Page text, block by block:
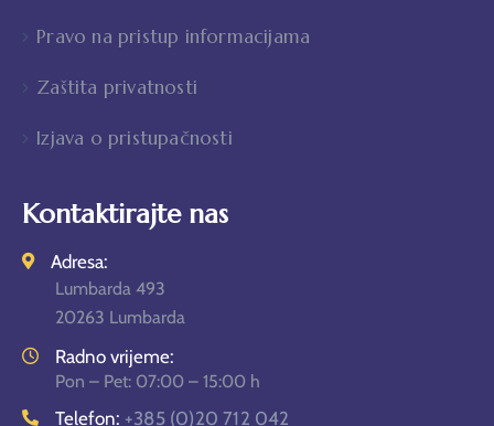
Pravo na pristup informacijama
Zaštita privatnosti
Izjava o pristupačnosti
Kontaktirajte nas
Adresa:
Lumbarda 493
20263 Lumbarda
Radno vrijeme:
Pon – Pet: 07:00 – 15:00 h
Telefon: +385 (0)20 712 042